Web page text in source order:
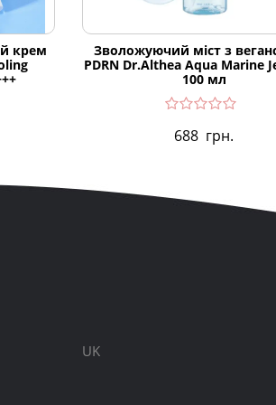
крем
Зволожуючий міст з
PDRN Dr.Althea Aqua Marine
100 мл
688 грн.
UK